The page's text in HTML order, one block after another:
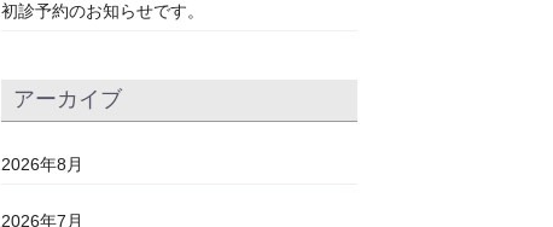
初診予約のお知らせです。
アーカイブ
2026年8月
2026年7月